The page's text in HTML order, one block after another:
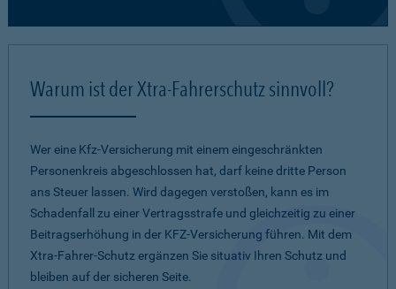
Warum ist der Xtra-Fahrerschutz sinnvoll?
Wer eine Kfz-Versicherung mit einem eingeschränkten
Personenkreis abgeschlossen hat, darf keine dritte Person
ans Steuer lassen. Wird dagegen verstoßen, kann es im
Schadenfall zu einer Vertragsstrafe und gleichzeitig zu einer
Beitragserhöhung in der KFZ-Versicherung führen. Mit dem
Xtra-Fahrer-Schutz ergänzen Sie situativ Ihren Schutz und
bleiben auf der sicheren Seite.